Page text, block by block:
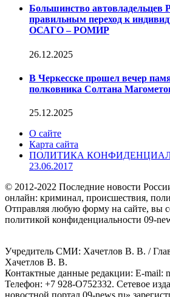
Большинство автовладельцев
правильным переход к
ОСАГО – РОМИР
26.12.2025
В Черкесске прошел вечер
полковника Солтана
25.12.2025
О сайте
Карта сайта
ПОЛИТИКА
23.06.2017
© 2012-2022 Последние новости
онлайн: криминал, происшествия,
Отправляя любую форму на сайте, вы
политикой конфиденциальности 09-
Учредитель СМИ: Хaчeтлoв B. B. /
Хaчeтлoв B. B.
Контактные данные редакции: E-mail:
Телефон: +7 928-O752332. Сетевое